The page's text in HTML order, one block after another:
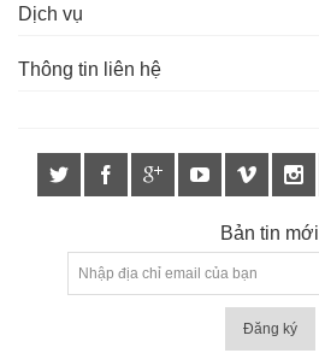
Dịch vụ
Thông tin liên hệ
Bản tin mới
Đăng ký